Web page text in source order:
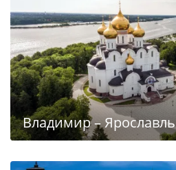
Владимир – Ярославль